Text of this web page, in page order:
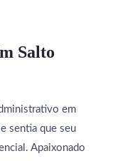
Salto
em
sentia que seu
Apaixonado